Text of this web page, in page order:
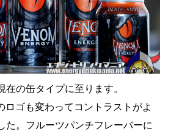
在の缶タイプに至ります。
ロゴも変わってコントラストがよ
た。フルーツパンチフレーバーに